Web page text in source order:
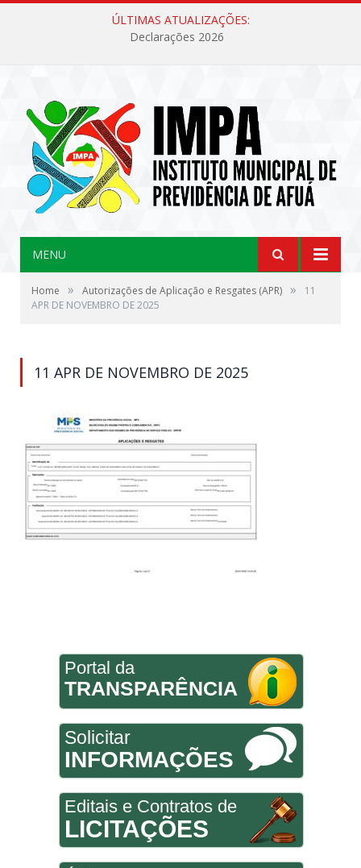
ÚLTIMAS ATUALIZAÇÕES:
Declarações 2026
MENU
Home » Autorizações de Aplicação e Resgates (APR) »
11
APR DE NOVEMBRO DE 2025
11 APR DE NOVEMBRO DE 2025
Portal da
TRANSPARÊNCIA
Solicitar
INFORMAÇÕES
Editais e Contratos de
LICITAÇÕES